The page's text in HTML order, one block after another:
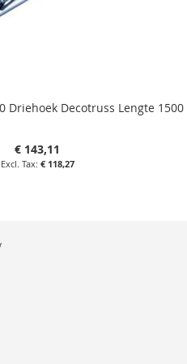
Driehoek Decotruss Lengte
€ 143,11
€ 118,27